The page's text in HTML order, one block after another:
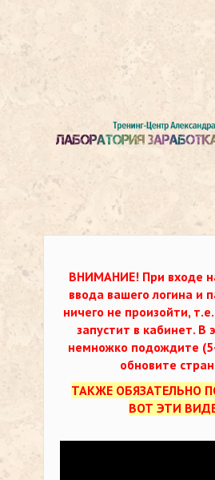
ВНИМАНИЕ! При входе
ввода вашего логина и
ничего не произойти,
запустит в кабинет. В
немножко подождите
обновите
ТАКЖЕ ОБЯЗАТЕЛЬНО
ВОТ ЭТИ